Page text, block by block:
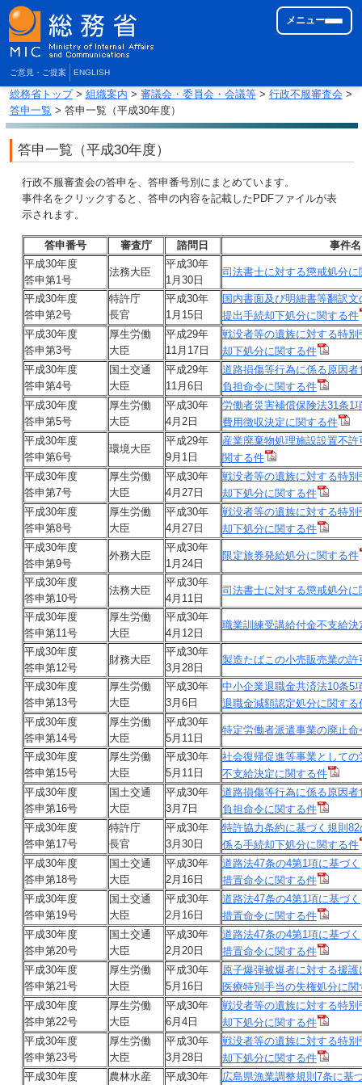
ご意見・ご提案 ENGLISH
メニュー
総務省トップ> 組織案内 > 審議会・委員会・会議等> 行政不服審査会 >
答申一覧 > 答申一覧（平成30年度）
答申一覧（平成30年度）
行政不服審査会の答申を、答申番号別にまとめています。
事件名をクリックすると、答申の内容を記載したPDFファイルが表
示されます。
答申番号 審査庁 諮問日
事件名
平成30年度
答申第1号
法務大臣
平成30年
1月30日
司法書士に対する懲戒処分に
平成30年度
答申第2号
特許庁
長官
平成30年
1月15日
国内書面及び明細書等翻訳文
提出手続却下処分に関する件
平成30年度
答申第3号
厚生労働
大臣
平成29年
11月17日
戦没者等の遺族に対する特別
却下処分に関する件
平成30年度
答申第4号
国土交通
大臣
平成29年
11月6日
道路損傷等行為に係る原因者
負担命令に関する件
平成30年度
答申第5号
厚生労働
大臣
平成30年
4月2日
労働者災害補償保険法31条1
費用徴収決定に関する件
平成30年度
答申第6号
環境大臣
平成29年
9月1日
産業廃棄物処理施設設置不許
関する件
平成30年度
答申第7号
厚生労働
大臣
平成30年
4月27日
戦没者等の遺族に対する特別
却下処分に関する件
平成30年度
答申第8号
厚生労働
大臣
平成30年
4月27日
戦没者等の遺族に対する特別
却下処分に関する件
平成30年度
答申第9号
外務大臣
平成30年
1月24日
限定旅券発給処分に関する件
平成30年度
答申第10号
法務大臣
平成30年
4月11日
司法書士に対する懲戒処分に
平成30年度
答申第11号
厚生労働
大臣
平成30年
4月12日
職業訓練受講給付金不支給決
平成30年度
答申第12号
財務大臣
平成30年
3月28日
製造たばこの小売販売業の
平成30年度
答申第13号
厚生労働
大臣
平成30年
3月6日
中小企業退職金共済法10条5
退職金減額認定処分に関する
平成30年度
答申第14号
厚生労働
大臣
平成30年
5月11日
特定労働者派遣事業の廃止命
平成30年度
答申第15号
厚生労働
大臣
平成30年
5月11日
社会復帰促進等事業として
不支給決定に関する件
平成30年度
答申第16号
国土交通
大臣
平成30年
3月7日
道路損傷等行為に係る原因者
負担命令に関する件
平成30年度
答申第17号
特許庁
長官
平成30年
3月30日
特許協力条約に基づく規則
係る手続却下処分に関する件
平成30年度
答申第18号
国土交通
大臣
平成30年
2月16日
道路法47条の4第1項に基づく
措置命令に関する件
平成30年度
答申第19号
国土交通
大臣
平成30年
2月16日
道路法47条の4第1項に基づく
措置命令に関する件
平成30年度
答申第20号
国土交通
大臣
平成30年
2月20日
道路法47条の4第1項に基づく
措置命令に関する件
平成30年度
答申第21号
厚生労働
大臣
平成30年
5月16日
原子爆弾被爆者に対する援
医療特別手当の失権処分に関
平成30年度
答申第22号
厚生労働
大臣
平成30年
6月4日
戦没者等の遺族に対する特別
却下処分に関する件
平成30年度
答申第23号
厚生労働
大臣
平成30年
3月28日
戦没者等の遺族に対する特別
却下処分に関する件
平成30年度
農林水産
平成30年
広島県漁業調整規則7条に基